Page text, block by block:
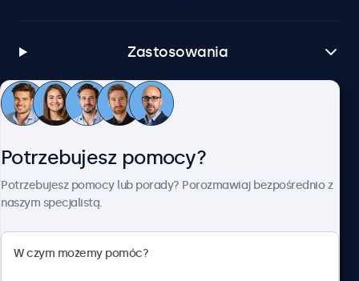
Zastosowania
Obsługa klienta
Potrzebujesz pomocy?
Potrzebujesz pomocy lub porady? Porozmawiaj bezpośrednio z
naszym specjalistą.